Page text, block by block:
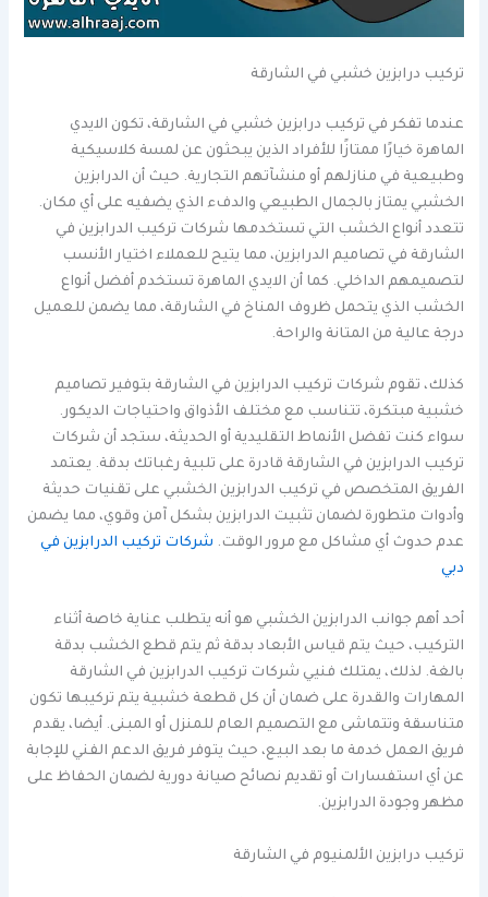
تركيب درابزين خشبي في الشارقة
عندما تفكر في تركيب درابزين خشبي في الشارقة، تكون الايدي
الماهرة خيارًا ممتازًا للأفراد الذين يبحثون عن لمسة كلاسيكية
وطبيعية في منازلهم أو منشآتهم التجارية. حيث أن الدرابزين
الخشبي يمتاز بالجمال الطبيعي والدفء الذي يضفيه على أي مكان.
تتعدد أنواع الخشب التي تستخدمها شركات تركيب الدرابزين في
الشارقة في تصاميم الدرابزين، مما يتيح للعملاء اختيار الأنسب
لتصميمهم الداخلي. كما أن الايدي الماهرة تستخدم أفضل أنواع
الخشب الذي يتحمل ظروف المناخ في الشارقة، مما يضمن للعميل
درجة عالية من المتانة والراحة.
كذلك، تقوم شركات تركيب الدرابزين في الشارقة بتوفير تصاميم
خشبية مبتكرة، تتناسب مع مختلف الأذواق واحتياجات الديكور.
سواء كنت تفضل الأنماط التقليدية أو الحديثة، ستجد أن شركات
تركيب الدرابزين في الشارقة قادرة على تلبية رغباتك بدقة. يعتمد
الفريق المتخصص في تركيب الدرابزين الخشبي على تقنيات حديثة
وأدوات متطورة لضمان تثبيت الدرابزين بشكل آمن وقوي، مما يضمن
عدم حدوث أي مشاكل مع مرور الوقت. شركات تركيب الدرابزين في
دبي
أحد أهم جوانب الدرابزين الخشبي هو أنه يتطلب عناية خاصة أثناء
التركيب، حيث يتم قياس الأبعاد بدقة ثم يتم قطع الخشب بدقة
بالغة. لذلك، يمتلك فنيي شركات تركيب الدرابزين في الشارقة
المهارات والقدرة على ضمان أن كل قطعة خشبية يتم تركيبها تكون
متناسقة وتتماشى مع التصميم العام للمنزل أو المبنى. أيضا، يقدم
فريق العمل خدمة ما بعد البيع، حيث يتوفر فريق الدعم الفني للإجابة
عن أي استفسارات أو تقديم نصائح صيانة دورية لضمان الحفاظ على
مظهر وجودة الدرابزين.
تركيب درابزين الألمنيوم في الشارقة